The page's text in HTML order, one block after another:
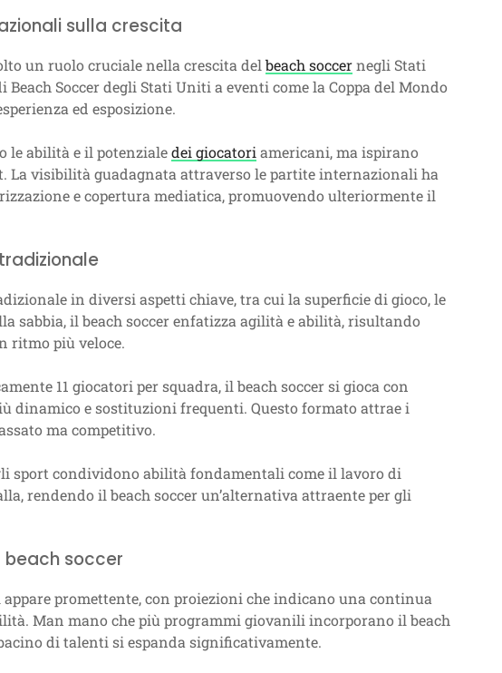
sulla crescita
un ruolo cruciale nella crescita delbeach soccernegli Stati
Soccer degli Stati Uniti a eventi come la Coppa del Mondo
ed esposizione.
le abilità e il potenzialedei giocatoriamericani, ma ispirano
La visibilità guadagnata attraverso le partite internazionali ha
e copertura mediatica, promuovendo ulteriormente il
in diversi aspetti chiave, tra cui la superficie di gioco, le
sabbia, il beach soccer enfatizza agilità e abilità, risultando
ritmo più veloce.
11 giocatori per squadra, il beach soccer si gioca con
dinamico e sostituzioni frequenti. Questo formato attrae i
ma competitivo.
sport condividono abilità fondamentali come il lavoro di
rendendo il beach soccer un’alternativa attraente per gli
beach soccer
promettente, con proiezioni che indicano una continua
Man mano che più programmi giovanili incorporano il beach
di talenti si espanda significativamente.